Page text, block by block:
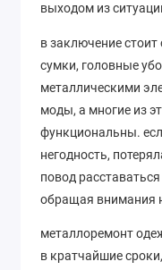
выходом из
в заключение
сумки, головные
металлическими
моды, а многие из
функциональны.
негодность,
повод
обращая внимания
металлоремонт
в кратчайшие